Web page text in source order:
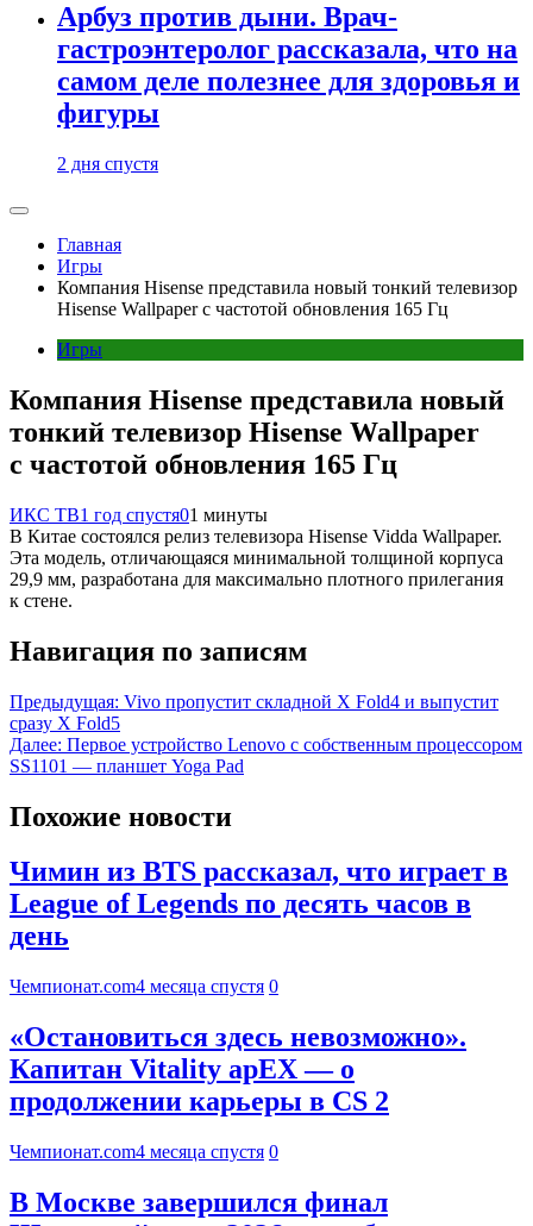
Арбуз против дыни. Врач-
гастроэнтеролог рассказала, что на
самом деле полезнее для здоровья и
фигуры
2 дня спустя
Главная
Игры
Компания Hisense представила новый тонкий телевизор
Hisense Wallpaper с частотой обновления 165 Гц
Игры
Компания Hisense представила новый
тонкий телевизор Hisense Wallpaper
с частотой обновления 165 Гц
ИКС ТВ1 год спустя01 минуты
В Китае состоялся релиз телевизора Hisense Vidda Wallpaper.
Эта модель, отличающаяся минимальной толщиной корпуса
29,9 мм, разработана для максимально плотного прилегания
к стене.
Навигация по записям
Предыдущая: Vivo пропустит складной X Fold4 и выпустит
сразу X Fold5
Далее: Первое устройство Lenovo с собственным процессором
SS1101 — планшет Yoga Pad
Похожие новости
Чимин из BTS рассказал, что играет в
League of Legends по десять часов в
день
Чемпионат.com4 месяца спустя 0
«Остановиться здесь невозможно».
Капитан Vitality apEX — о
продолжении карьеры в CS 2
Чемпионат.com4 месяца спустя 0
В Москве завершился финал